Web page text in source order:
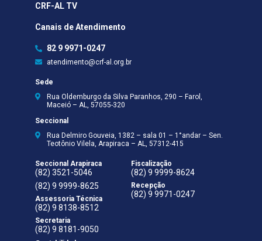
CRF-AL TV
Canais de Atendimento
82 9 9971-0247
atendimento@crf-al.org.br
Sede
Rua Oldemburgo da Silva Paranhos, 290 – Farol,
Maceió – AL, 57055-320
Seccional
Rua Delmiro Gouveia, 1382 – sala 01 – 1°andar – Sen.
Teotônio Vilela, Arapiraca – AL, 57312-415
Seccional Arapiraca
(82) 3521-5046
(82) 9 9999-8625
Assessoria Técnica
(82) 9 8138-8512
Secretaria
(82) 9 8181-9050
Fiscalização
(82) 9 9999-8624
Recepção
(82) 9 9971-0247